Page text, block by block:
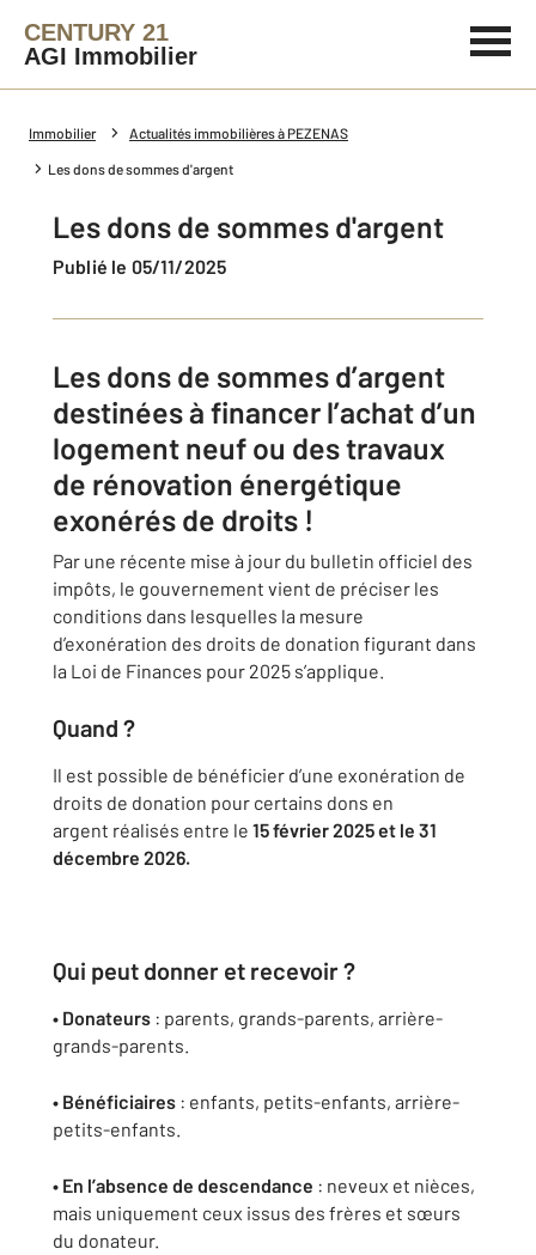
CENTURY 21
AGI Immobilier
Immobilier Actualités immobilières à PEZENAS
Les dons de sommes d'argent
Les dons de sommes d'argent
Publié le 05/11/2025
Les dons de sommes d’argent
destinées à financer l’achat d’un
logement neuf ou des travaux
de rénovation énergétique
exonérés de droits !
Par une récente mise à jour du bulletin officiel des
impôts, le gouvernement vient de préciser les
conditions dans lesquelles la mesure
d’exonération des droits de donation figurant dans
la Loi de Finances pour 2025 s’applique.
Quand ?
Il est possible de bénéficier d’une exonération de
droits de donation pour certains dons en
argent réalisés entre le 15 février 2025 et le 31
décembre 2026.
Qui peut donner et recevoir ?
• Donateurs : parents, grands-parents, arrière-
grands-parents.
• Bénéficiaires : enfants, petits-enfants, arrière-
petits-enfants.
• En l’absence de descendance : neveux et nièces,
mais uniquement ceux issus des frères et sœurs
du donateur.